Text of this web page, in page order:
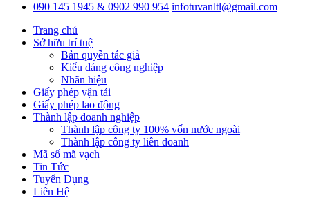
090 145 1945 & 0902 990 954 infotuvanltl@gmail.com
Trang chủ
Sở hữu trí tuệ
Bản quyền tác giả
Kiểu dáng công nghiệp
Nhãn hiệu
Giấy phép vận tải
Giấy phép lao động
Thành lập doanh nghiệp
Thành lập công ty 100% vốn nước ngoài
Thành lập công ty liên doanh
Mã số mã vạch
Tin Tức
Tuyển Dụng
Liên Hệ